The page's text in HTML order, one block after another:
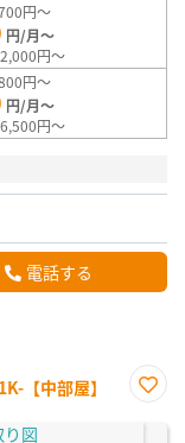
円～
円/月～
円～
円～
円/月～
円～
電話する
【中部屋】
に入